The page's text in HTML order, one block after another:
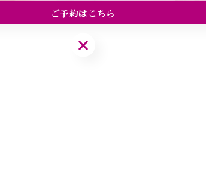
ご予約はこちら
ご予約はこちら